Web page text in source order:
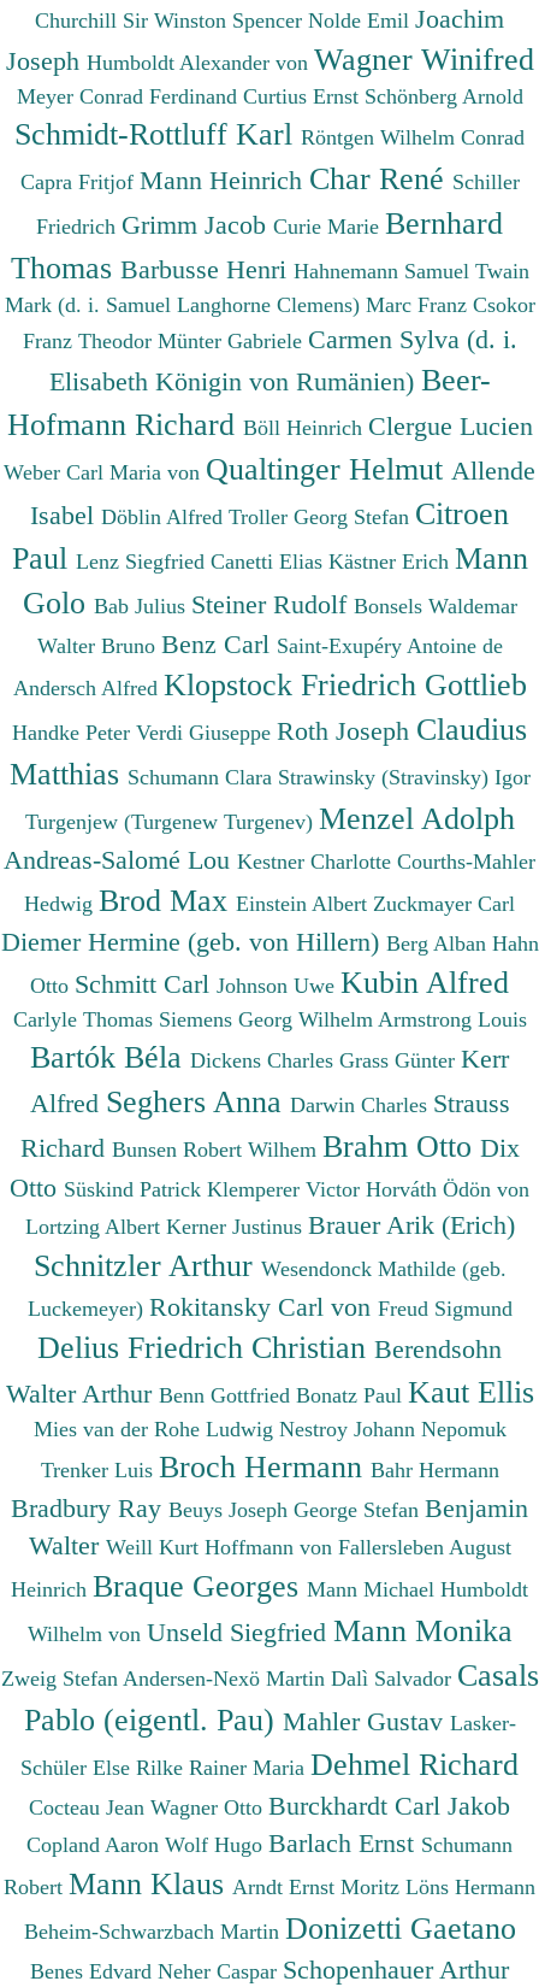
Churchill Sir Winston Spencer Nolde Emil Joachim
Joseph Humboldt Alexander von Wagner Winifred
Meyer Conrad Ferdinand Curtius Ernst Schönberg Arnold
Schmidt-Rottluff Karl Röntgen Wilhelm Conrad
Capra Fritjof Mann Heinrich Char René Schiller
Friedrich Grimm Jacob Curie Marie Bernhard
Thomas Barbusse Henri Hahnemann Samuel Twain
Mark (d. i. Samuel Langhorne Clemens) Marc Franz Csokor
Franz Theodor Münter Gabriele Carmen Sylva (d. i.
Elisabeth Königin von Rumänien) Beer-
Hofmann Richard Böll Heinrich Clergue Lucien
Weber Carl Maria von Qualtinger Helmut Allende
Isabel Döblin Alfred Troller Georg Stefan Citroen
Paul Lenz Siegfried Canetti Elias Kästner Erich Mann
Golo Bab Julius Steiner Rudolf Bonsels Waldemar
Walter Bruno Benz Carl Saint-Exupéry Antoine de
Andersch Alfred Klopstock Friedrich Gottlieb
Handke Peter Verdi Giuseppe Roth Joseph Claudius
Matthias Schumann Clara Strawinsky (Stravinsky) Igor
Turgenjew (Turgenew Turgenev) Menzel Adolph
Andreas-Salomé Lou Kestner Charlotte Courths-Mahler
Hedwig Brod Max Einstein Albert Zuckmayer Carl
Diemer Hermine (geb. von Hillern) Berg Alban Hahn
Otto Schmitt Carl Johnson Uwe Kubin Alfred
Carlyle Thomas Siemens Georg Wilhelm Armstrong Louis
Bartók Béla Dickens Charles Grass Günter Kerr
Alfred Seghers Anna Darwin Charles Strauss
Richard Bunsen Robert Wilhem Brahm Otto Dix
Otto Süskind Patrick Klemperer Victor Horváth Ödön von
Lortzing Albert Kerner Justinus Brauer Arik (Erich)
Schnitzler Arthur Wesendonck Mathilde (geb.
Luckemeyer) Rokitansky Carl von Freud Sigmund
Delius Friedrich Christian Berendsohn
Walter Arthur Benn Gottfried Bonatz Paul Kaut Ellis
Mies van der Rohe Ludwig Nestroy Johann Nepomuk
Trenker Luis Broch Hermann Bahr Hermann
Bradbury Ray Beuys Joseph George Stefan Benjamin
Walter Weill Kurt Hoffmann von Fallersleben August
Heinrich Braque Georges Mann Michael Humboldt
Wilhelm von Unseld Siegfried Mann Monika
Zweig Stefan Andersen-Nexö Martin Dalì Salvador Casals
Pablo (eigentl. Pau) Mahler Gustav Lasker-
Schüler Else Rilke Rainer Maria Dehmel Richard
Cocteau Jean Wagner Otto Burckhardt Carl Jakob
Copland Aaron Wolf Hugo Barlach Ernst Schumann
Robert Mann Klaus Arndt Ernst Moritz Löns Hermann
Beheim-Schwarzbach Martin Donizetti Gaetano
Benes Edvard Neher Caspar Schopenhauer Arthur